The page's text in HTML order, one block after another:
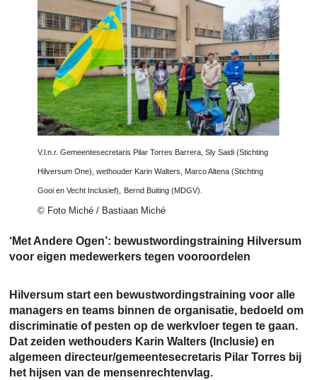
V.l.n.r. Gemeentesecretaris Pilar Torres Barrera, Sly Saidi (Stichting
Hilversum One), wethouder Karin Walters, Marco Altena (Stichting
Gooi en Vecht Inclusief), Bernd Buiting (MDGV).
© Foto Miché / Bastiaan Miché
‘Met Andere Ogen’: bewustwordingstraining Hilversum
voor eigen medewerkers tegen vooroordelen
Hilversum start een bewustwordingstraining voor alle
managers en teams binnen de organisatie, bedoeld om
discriminatie of pesten op de werkvloer tegen te gaan.
Dat zeiden wethouders Karin Walters (Inclusie) en
algemeen directeur/gemeentesecretaris Pilar Torres bij
het hijsen van de mensenrechtenvlag.